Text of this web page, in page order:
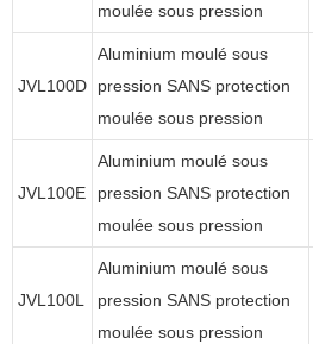
moulée sous pression
JVL100D
Aluminium moulé sous
pression SANS protection
moulée sous pression
JVL100E
Aluminium moulé sous
pression SANS protection
moulée sous pression
JVL100L
Aluminium moulé sous
pression SANS protection
moulée sous pression